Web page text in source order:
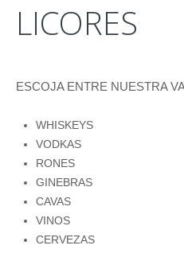
LICORES
ESCOJA ENTRE NUESTRA
WHISKEYS
VODKAS
RONES
GINEBRAS
CAVAS
VINOS
CERVEZAS